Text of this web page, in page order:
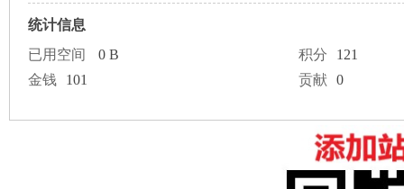
统计信息
已用空间
0 B 积分
121
金钱
101 贡献 0